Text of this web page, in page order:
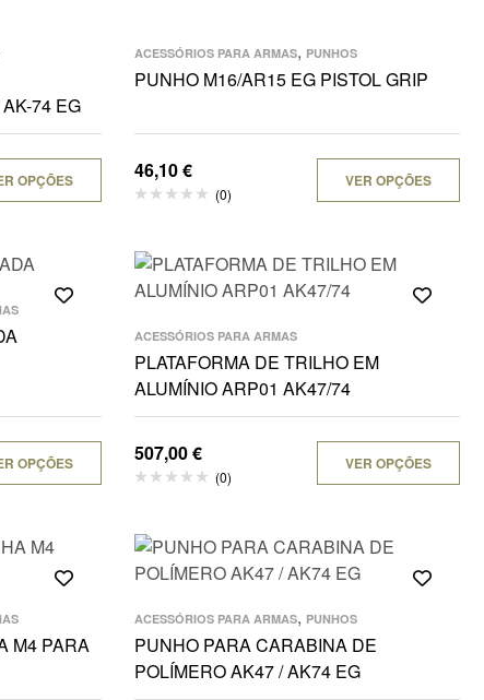
74 EG
OPÇÕES
ACESSÓRIOS PARA ARMAS, PUNHOS
PUNHO M16/AR15 EG PISTOL GRIP
46,10€
(0)
VER OPÇÕES
OPÇÕES
ACESSÓRIOS PARA ARMAS
PLATAFORMA DE TRILHO EM
ALUMÍNIO ARP01 AK47/74
507,00€
(0)
VER OPÇÕES
M4 PARA
ACESSÓRIOS PARA ARMAS, PUNHOS
PUNHO PARA CARABINA DE
POLÍMERO AK47 / AK74 EG